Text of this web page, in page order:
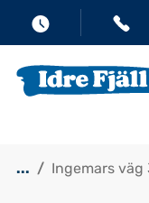
... Ingemars väg